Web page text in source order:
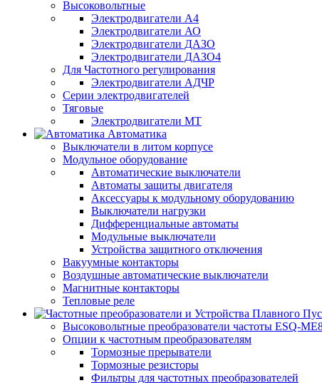
Высоковольтные
Электродвигатели А4
Электродвигатели АО
Электродвигатели ДАЗО
Электродвигатели ДАЗО4
Для Частотного регулирования
Электродвигатели АДЧР
Серии электродвигателей
Тяговые
Электродвигатели МТ
Автоматика
Выключатели в литом корпусе
Модульное оборудование
Автоматические выключатели
Автоматы защиты двигателя
Аксессуары к модульному оборудованию
Выключатели нагрузки
Дифференциальные автоматы
Модульные выключатели
Устройства защитного отключения
Вакуумные контакторы
Воздушные автоматические выключатели
Магнитные контакторы
Тепловые реле
Высоковольтные преобразователи частоты ESQ-
Опции к частотным преобразователям
Тормозные прерыватели
Тормозные резисторы
Фильтры для частотных преобразователей